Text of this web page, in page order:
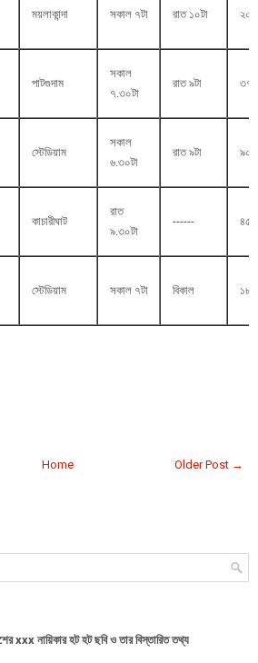
ময়লাকান্দা সকাল ৭টা রাত ১০টা
পাটগুদাম
সকাল
৭.৩০টা
রাত ৯টা
স্টেডিয়াম
সকাল
৬.৩০টা
রাত ৯টা
কাচারীঘাট
রাত
৯.৩০টা
------
স্টেডিয়াম সকাল ৭টা বিকাল
Older Post →
Home
xxx নায়িকার হট হট ছবি ও তার বিস্তারিত তথ্য